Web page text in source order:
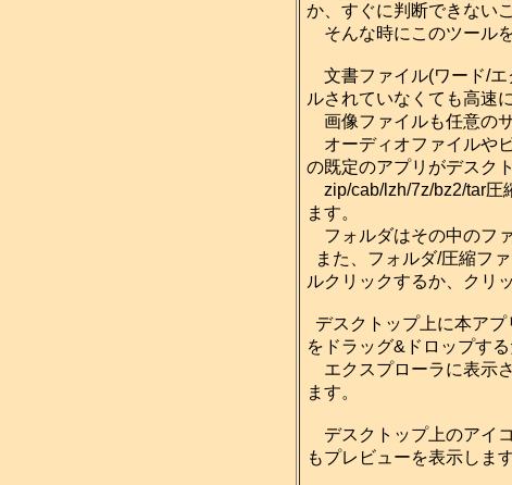
か、すぐに判断できない
そんな時にこのツール
文書ファイル(ワード/エ
ルされていなくても高速
画像ファイルも任意の
オーディオファイルや
の既定のアプリがデスク
zip/cab/lzh/7z/bz2/tar圧
ます。
フォルダはその中のフ
また、フォルダ/圧縮フ
ルクリックするか、クリ
デスクトップ上に本ア
をドラッグ&ドロップす
エクスプローラに表示
ます。
デスクトップ上のアイ
もプレビューを表示しま